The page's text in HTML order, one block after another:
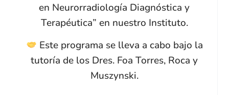
en Neurorradiología Diagnóstica y
Terapéutica” en nuestro Instituto.
Este programa se lleva a cabo bajo la
tutoría de los Dres. Foa Torres, Roca y
Muszynski.